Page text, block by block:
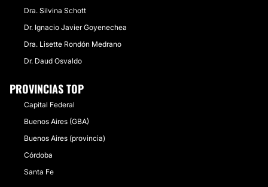
Dra. Silvina Schott
Dr. Ignacio Javier Goyenechea
Dra. Lisette Rondón Medrano
Dr. Daud Osvaldo
PROVINCIAS TOP
Capital Federal
Buenos Aires (GBA)
Buenos Aires (provincia)
Córdoba
Santa Fe